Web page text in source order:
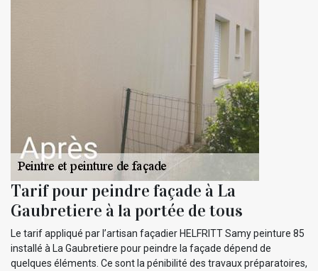
Tarif pour peindre façade à La
Gaubretiere à la portée de tous
Le tarif appliqué par l’artisan façadier HELFRITT Samy peinture 85
installé à La Gaubretiere pour peindre la façade dépend de
quelques éléments. Ce sont la pénibilité des travaux préparatoires,